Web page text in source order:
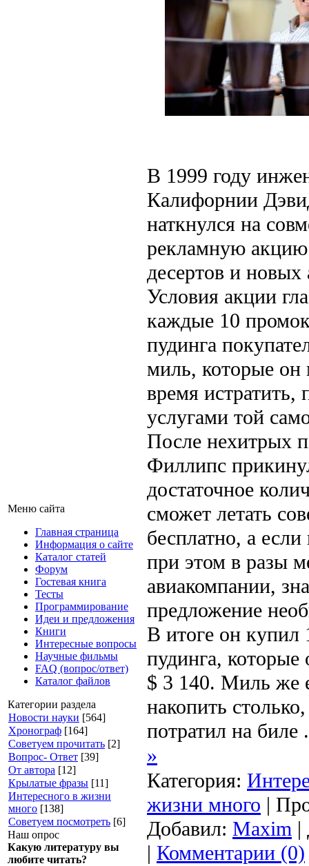
Меню сайта
Главная страница
Информация о сайте
Каталог статей
Форум
Гостевая книга
Тесты
Программирование
Идеи и предложения
Книги
Интересные вопросы
Научные фильмы
FAQ (вопрос/ответ)
Каталог файлов
Категории раздела
Новости науки [564]
Хронограф [164]
Советуем прочитать [2]
Вопрос- Ответ [39]
От автора [12]
Крылатые фразы [11]
Интересного в жизни
много [138]
Советуем посмотреть [6]
Наш опрос
Какую литературу вы
любите читать?
В 1999 году
Калифорнии
наткнулся на
рекламную акцию
десертов и новых
Условия акции
каждые 10
пудинга
миль, которые
время истратить,
услугами той
После нехитрых
Филлипс
достаточное
сможет летать
бесплатно, а
при этом в разы
авиакомпании,
предложение
В итоге он купил
пудинга,
$ 3 140. Миль же
накопить
потратил на биле
»
Категория:
жизни много |
Добавил: Maxim |
| Комментарии (0)